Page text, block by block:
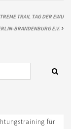
TRAIL TAG DER EWU
BRANDENBURG E.V.
für